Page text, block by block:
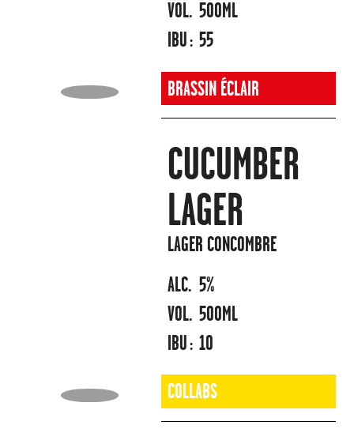
VOL. 500ML
IBU : 55
BRASSIN ÉCLAIR
CUCUMBER
LAGER
LAGER CONCOMBRE
ALC. 5%
VOL. 500ML
IBU : 10
COLLABS